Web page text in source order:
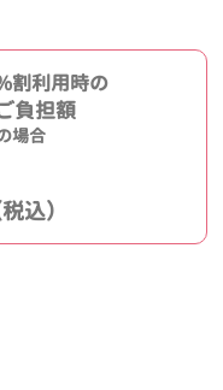
割利用時の
負担額
場合
税込）